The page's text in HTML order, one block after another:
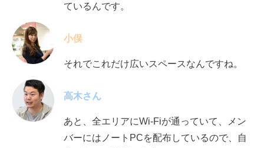
ているんです。
小俣
それでこれだけ広いスペースなんですね。
高木さん
あと、 全エリアにWi-Fiが通っていて、メン
バーにはノートPCを配布しているので、自